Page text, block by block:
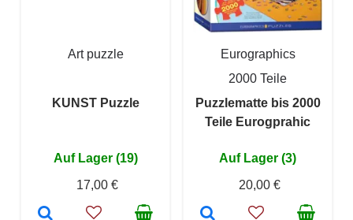
Art puzzle
KUNST Puzzle
Auf Lager (19)
17,00 €
Eurographics
2000 Teile
Puzzlematte bis 2000
Teile Eurogprahic
Auf Lager (3)
20,00 €